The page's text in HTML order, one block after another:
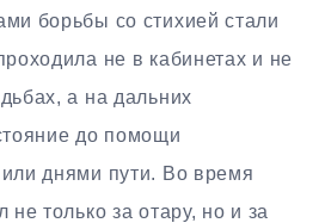
борьбы со стихией стали
не в кабинетах и не
а на дальних
до помощи
днями пути. Во время
не только за отару, но и за